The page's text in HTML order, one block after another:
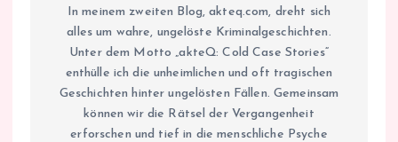
In meinem zweiten Blog, akteq.com, dreht sich
alles um wahre, ungelöste Kriminalgeschichten.
Unter dem Motto „akteQ: Cold Case Stories“
enthülle ich die unheimlichen und oft tragischen
Geschichten hinter ungelösten Fällen. Gemeinsam
können wir die Rätsel der Vergangenheit
erforschen und tief in die menschliche Psyche